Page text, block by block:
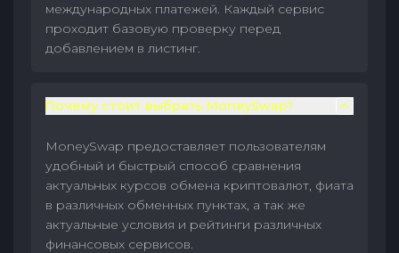
международных платежей. Каждый сервис
проходит базовую проверку перед
добавлением в листинг.
Почему стоит выбрать MoneySwap?
MoneySwap предоставляет пользователям
удобный и быстрый способ сравнения
актуальных курсов обмена криптовалют, фиата
в различных обменных пунктах, а так же
актуальные условия и рейтинги различных
финансовых сервисов.